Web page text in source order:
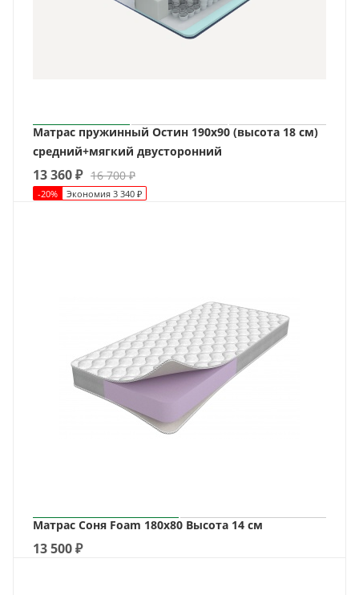
Матрас пружинный Остин 190х90 (высота 18 см)
средний+мягкий двусторонний
13 360₽ 16 700₽
-20% Экономия 3 340 ₽
Матрас Соня Foam 180х80 Высота 14 см
13 500₽